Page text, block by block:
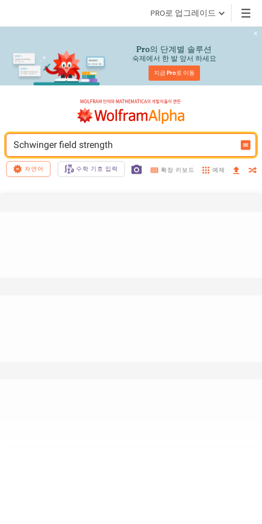
PRO로 업그레이드
Pro의 단계별 솔루션
숙제에서 한 발 앞서 하세요
지금 Pro로 이동
Schwinger field strength
자연어 수학 기호 입력 확장 키보드 예제